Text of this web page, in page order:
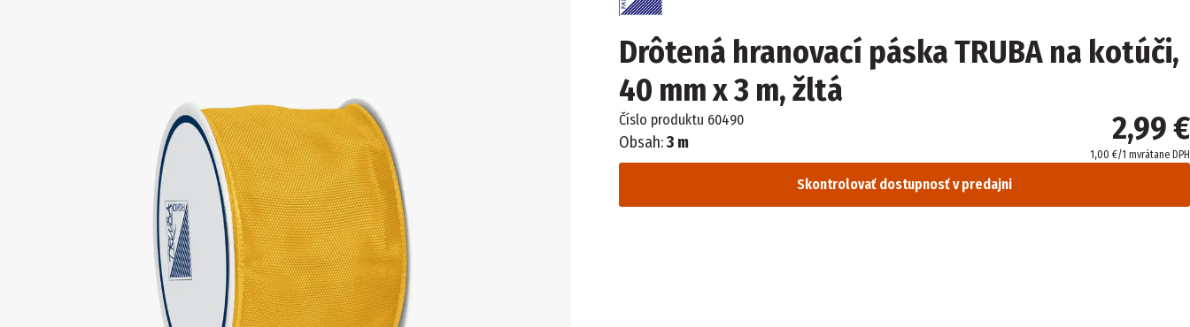
Drôtená hranovací páska TRUBA na kotúči,
40 mm x 3 m, žltá
Číslo produktu 60490
Obsah:3 m 2,99 €
1,00 €/1 mvrátane DPH
Skontrolovať dostupnosť v predajni